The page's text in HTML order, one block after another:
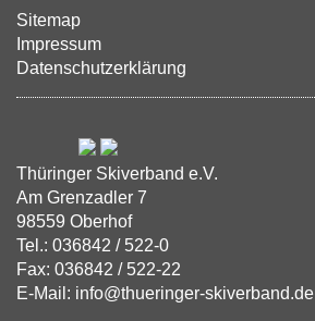
Sitemap
Impressum
Datenschutzerklärung
Thüringer Skiverband e.V.
Am Grenzadler 7
98559 Oberhof
Tel.: 036842 / 522-0
Fax: 036842 / 522-22
E-Mail: info@thueringer-skiverband.de